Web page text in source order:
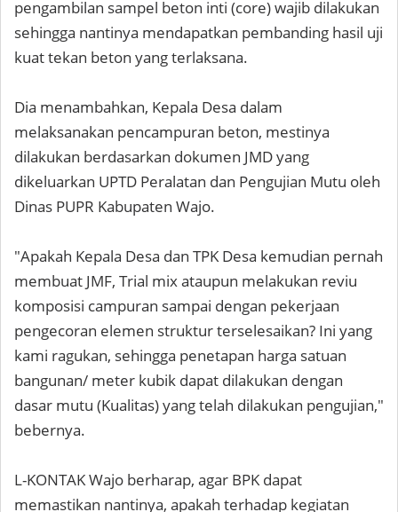
pengambilan sampel beton inti (core) wajib dilakukan
sehingga nantinya mendapatkan pembanding hasil uji
kuat tekan beton yang terlaksana.
Dia menambahkan, Kepala Desa dalam
melaksanakan pencampuran beton, mestinya
dilakukan berdasarkan dokumen JMD yang
dikeluarkan UPTD Peralatan dan Pengujian Mutu oleh
Dinas PUPR Kabupaten Wajo.
"Apakah Kepala Desa dan TPK Desa kemudian pernah
membuat JMF, Trial mix ataupun melakukan reviu
komposisi campuran sampai dengan pekerjaan
pengecoran elemen struktur terselesaikan? Ini yang
kami ragukan, sehingga penetapan harga satuan
bangunan/ meter kubik dapat dilakukan dengan
dasar mutu (Kualitas) yang telah dilakukan pengujian,"
bebernya.
L-KONTAK Wajo berharap, agar BPK dapat
memastikan nantinya, apakah terhadap kegiatan